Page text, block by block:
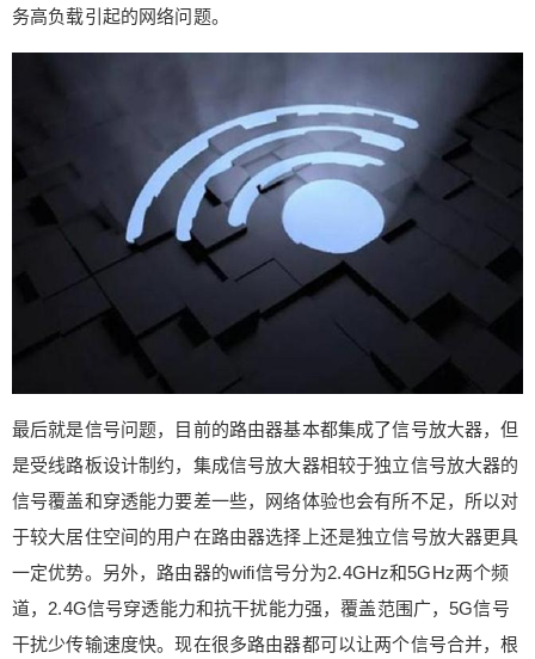
务高负载引起的网络问题。
最后就是信号问题，目前的路由器基本都集成了信号放大器，但
是受线路板设计制约，集成信号放大器相较于独立信号放大器的
信号覆盖和穿透能力要差一些，网络体验也会有所不足，所以对
于较大居住空间的用户在路由器选择上还是独立信号放大器更具
一定优势。另外，路由器的wifi信号分为2.4GHz和5GHz两个频
道，2.4G信号穿透能力和抗干扰能力强，覆盖范围广，5G信号
干扰少传输速度快。现在很多路由器都可以让两个信号合并，根
只要你不管他两分钟后就自动恢复。路由器背面则
AN口的四个千兆网口，可以支持盲插以及多条宽带
同时连接，实用且具备科技逼格的设计。 路由器的
顶部是A2的另一大特色功能区域–NFC感应区，使
用具备NFC的安卓手机可以实现手机解锁状态下的
一碰连WiFi。底部是一些入网许可和设备信息。在
底部有一圈打孔的圆环设计，此处应该是设备的散
热孔，隐蔽不影响美观。 最后来一张全家桶。路由
器*1、电源*1、网线*1以及说明书*1。整体来看，
整个外观的设计及做工都算不错，衔接位置都处理
也比较细致，没有过于复杂的元素让人眼花缭乱。
【A2有实力】 华为A2采用了自研的凌霄四核1.4G
由器承担了很多智能家庭设备的上网功能请求，多
核心CPU加上一定容量的内存和闪存可以让A2达到
一台微型计算机的水准，在多设备同时连接时可以
很好的进行任务调度，不至于出现卡顿，据华为宣
传，华为A2可以支持50台设备累计稳定运行时长达
到10W+小时。 华为A2无线支持三频信号，2.4G、
低频5G、高频5G，每个频率配备独立的2颗功放。
三频的设计可以使信号强度以及网络质量在覆盖范